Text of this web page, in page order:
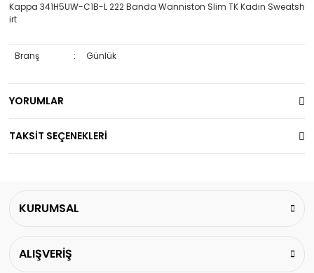
Kappa 341H5UW-C1B-L 222 Banda Wanniston Slim TK Kadın Sweatsh
irt
Branş : Günlük
YORUMLAR
TAKSİT SEÇENEKLERİ
KURUMSAL
ALIŞVERİŞ